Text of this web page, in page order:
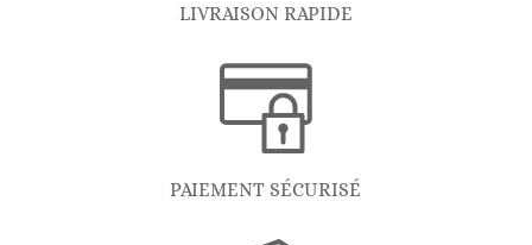
LIVRAISON RAPIDE
PAIEMENT SÉCURISÉ